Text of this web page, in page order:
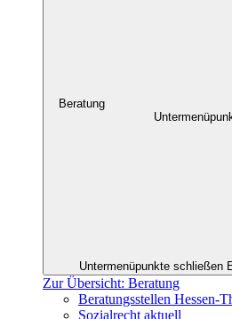
Beratung
Untermenüpunkte schließen
Zur Übersicht: Beratung
Beratungsstellen Hessen-
Sozialrecht aktuell